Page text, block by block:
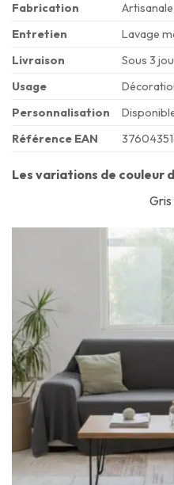
Fabrication
Entretien
Lavage
Livraison
Sous 3
Usage
Personnalisation
Référence EAN
Les variations de couleur